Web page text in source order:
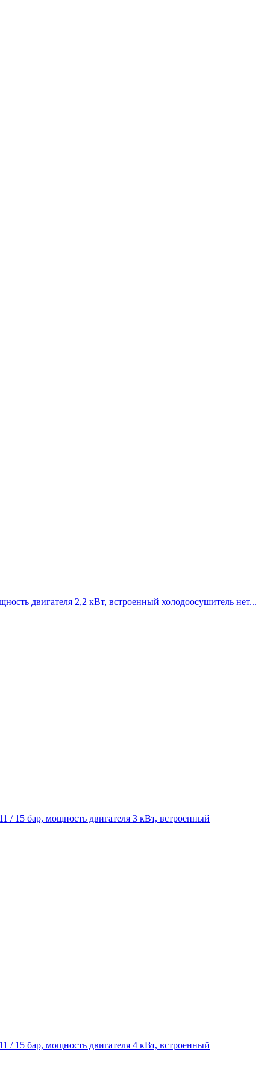
двигателя 2,2 кВт, встроенный холодоосушитель нет...
/ 15 бар, мощность двигателя 3 кВт, встроенный
/ 15 бар, мощность двигателя 4 кВт, встроенный